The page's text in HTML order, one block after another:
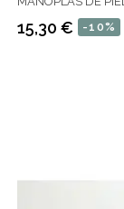
Precio
-10%
Precio
15,30 €